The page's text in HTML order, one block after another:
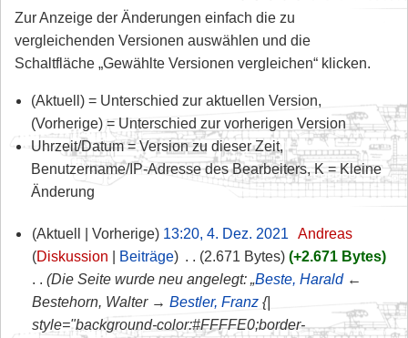
Zur Anzeige der Änderungen einfach die zu
vergleichenden Versionen auswählen und die
Schaltfläche „Gewählte Versionen vergleichen“ klicken.
(Aktuell) = Unterschied zur aktuellen Version,
(Vorherige) = Unterschied zur vorherigen Version
Uhrzeit/Datum = Version zu dieser Zeit,
Benutzername/IP-Adresse des Bearbeiters, K = Kleine
Änderung
Aktuell Vorherige 13:20, 4. Dez. 2021
Andreas
Diskussion
Beiträge 2.671 Bytes
+2.671 Bytes
Die Seite wurde neu angelegt: „Beste, Harald←
Bestehorn, Walter → Bestler, Franz{|
style="background-color:#FFFFE0;border-